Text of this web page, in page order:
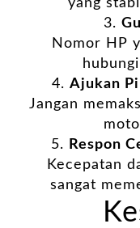
yang
Nomor HP
Ajukan
Jangan
Respon
Kecepatan
sangat